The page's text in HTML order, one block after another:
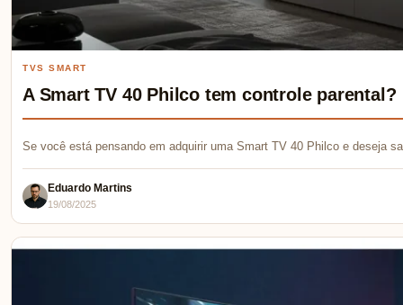
TVS SMART
A Smart TV 40 Philco tem controle parental?
Se você está pensando em adquirir uma Smart TV 40 Philco e deseja
Eduardo Martins
19/08/2025